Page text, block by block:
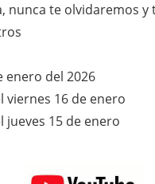
nunca te olvidaremos
enero del 2026
viernes 16 de enero
jueves 15 de enero